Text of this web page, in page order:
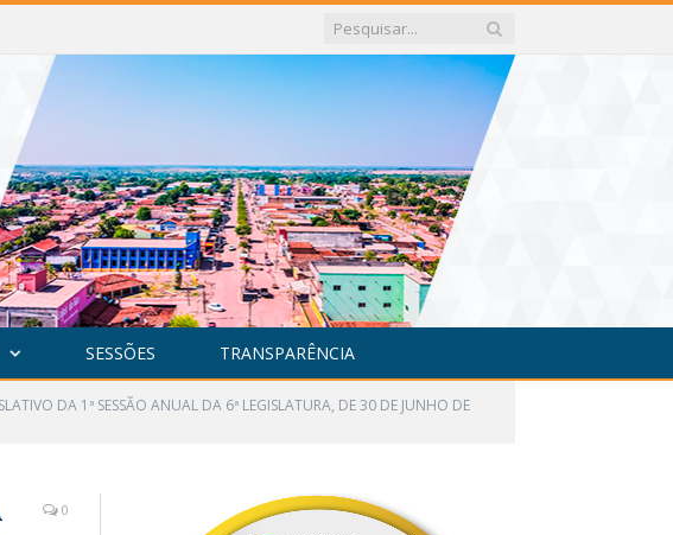
SESSÕES TRANSPARÊNCIA
DA 1ª SESSÃO ANUAL DA 6ª LEGISLATURA, DE 30 DE JUNHO DE
0